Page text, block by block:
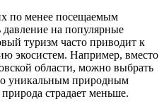
по менее посещаемым
давление на популярные
туризм часто приводит к
экосистем. Например, вместо
области, можно выбрать
уникальным природным
страдает меньше.